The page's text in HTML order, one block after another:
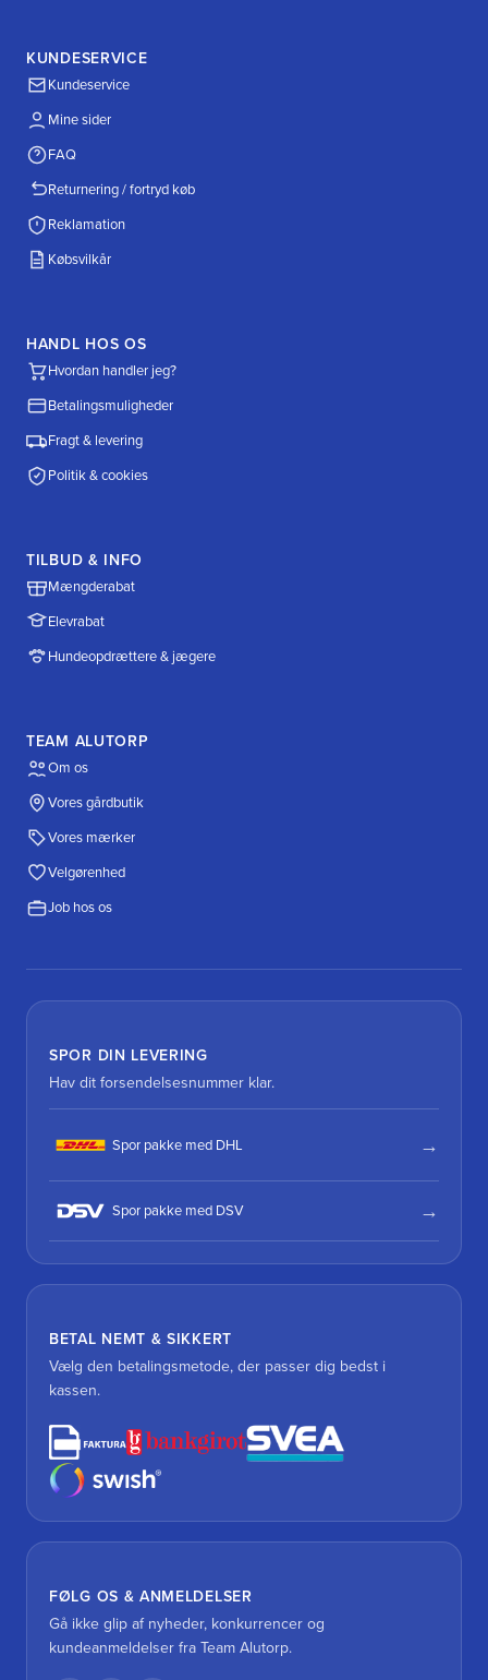
KUNDESERVICE
Kundeservice
Mine sider
FAQ
Returnering / fortryd køb
Reklamation
Købsvilkår
HANDL HOS OS
Hvordan handler jeg?
Betalingsmuligheder
Fragt & levering
Politik & cookies
TILBUD & INFO
Mængderabat
Elevrabat
Hundeopdrættere & jægere
TEAM ALUTORP
Om os
Vores gårdbutik
Vores mærker
Velgørenhed
Job hos os
SPOR DIN LEVERING
Hav dit forsendelsesnummer klar.
Spor pakke med DHL
Spor pakke med DSV
BETAL NEMT & SIKKERT
Vælg den betalingsmetode, der passer dig bedst i
kassen.
FØLG OS & ANMELDELSER
Gå ikke glip af nyheder, konkurrencer og
kundeanmeldelser fra Team Alutorp.